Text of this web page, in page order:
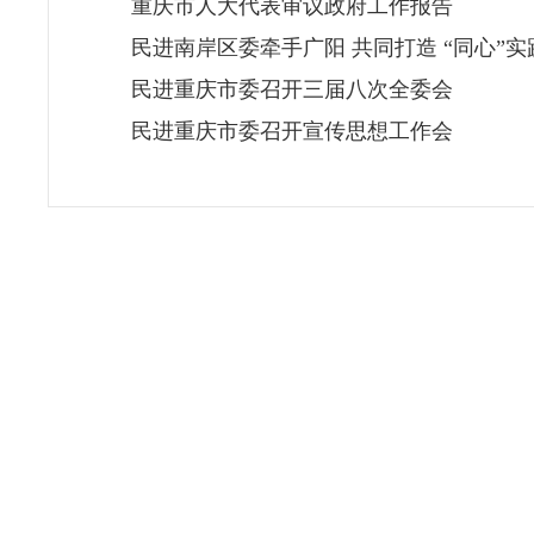
重庆市人大代表审议政府工作报告
民进南岸区委牵手广阳 共同打造 “同心”实
民进重庆市委召开三届八次全委会
民进重庆市委召开宣传思想工作会